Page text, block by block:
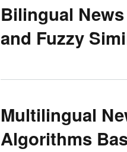
Bilingual
and Fuzzy
Multilingual
Algorithms